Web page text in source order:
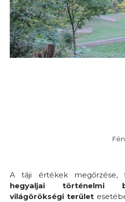
A táji értékek megőrzése,
hegyaljai történelmi
világörökségi terület